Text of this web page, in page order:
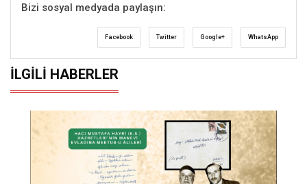
Bizi sosyal medyada paylaşın:
Facebook Twitter Google+ WhatsApp
İLGILI HABERLER